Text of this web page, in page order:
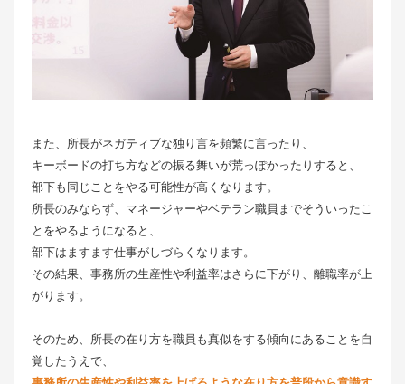
また、所長がネガティブな独り言を頻繁に言ったり、
キーボードの打ち方などの振る舞いが荒っぽかったりすると、
部下も同じことをやる可能性が高くなります。
所長のみならず、マネージャーやベテラン職員までそういったこ
とをやるようになると、
部下はますます仕事がしづらくなります。
その結果、事務所の生産性や利益率はさらに下がり、離職率が上
がります。
そのため、所長の在り方を職員も真似をする傾向にあることを自
覚したうえで、